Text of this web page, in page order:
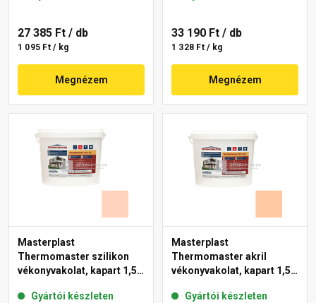
27 385 Ft / db
1 095 Ft / kg
Megnézem
33 190 Ft / db
1 328 Ft / kg
Megnézem
Masterplast
Thermomaster szilikon
vékonyvakolat, kapart 1,5
Gyártói készleten
Masterplast
Thermomaster akril
vékonyvakolat, kapart 1,5
Gyártói készleten